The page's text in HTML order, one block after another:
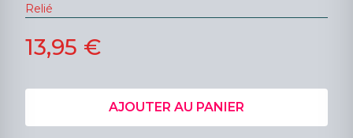
Relié
13,95 €
AJOUTER AU PANIER